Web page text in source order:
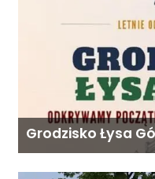
Grodzisko Łysa